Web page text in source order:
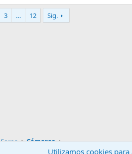
3 … 12 Sig.
Foros Cámaras
Utilizamos cookies